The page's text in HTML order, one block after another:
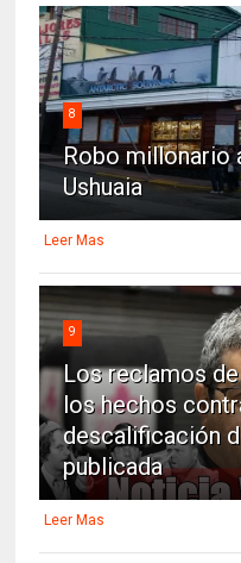
8
Robo millonario
Ushuaia
Leer Mas
9
Los reclamos
los hechos
descalificación
publicada
Leer Mas